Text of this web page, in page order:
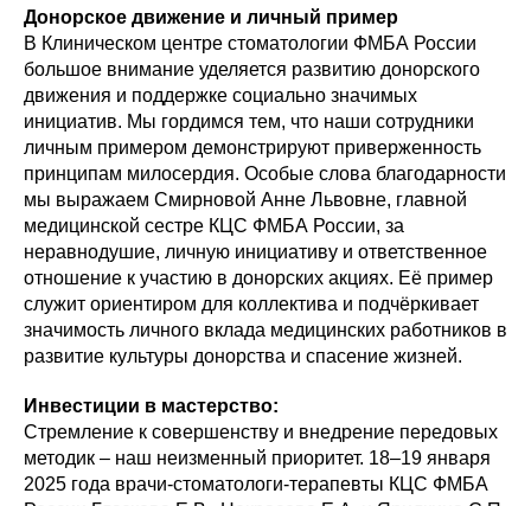
Донорское движение и личный пример
В Клиническом центре стоматологии ФМБА России
большое внимание уделяется развитию донорского
движения и поддержке социально значимых
инициатив. Мы гордимся тем, что наши сотрудники
личным примером демонстрируют приверженность
принципам милосердия. Особые слова благодарности
мы выражаем Смирновой Анне Львовне, главной
медицинской сестре КЦС ФМБА России, за
неравнодушие, личную инициативу и ответственное
отношение к участию в донорских акциях. Её пример
служит ориентиром для коллектива и подчёркивает
значимость личного вклада медицинских работников в
развитие культуры донорства и спасение жизней.
Инвестиции в мастерство:
Стремление к совершенству и внедрение передовых
методик – наш неизменный приоритет. 18–19 января
2025 года врачи-стоматологи-терапевты КЦС ФМБА